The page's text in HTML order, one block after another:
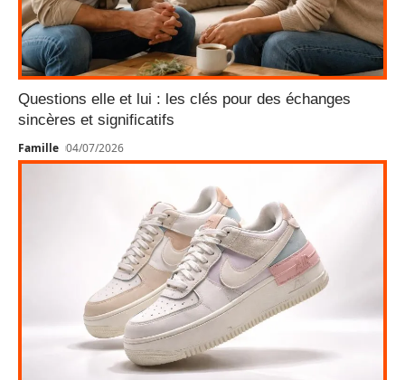
Questions elle et lui : les clés pour des échanges
sincères et significatifs
Famille 04/07/2026